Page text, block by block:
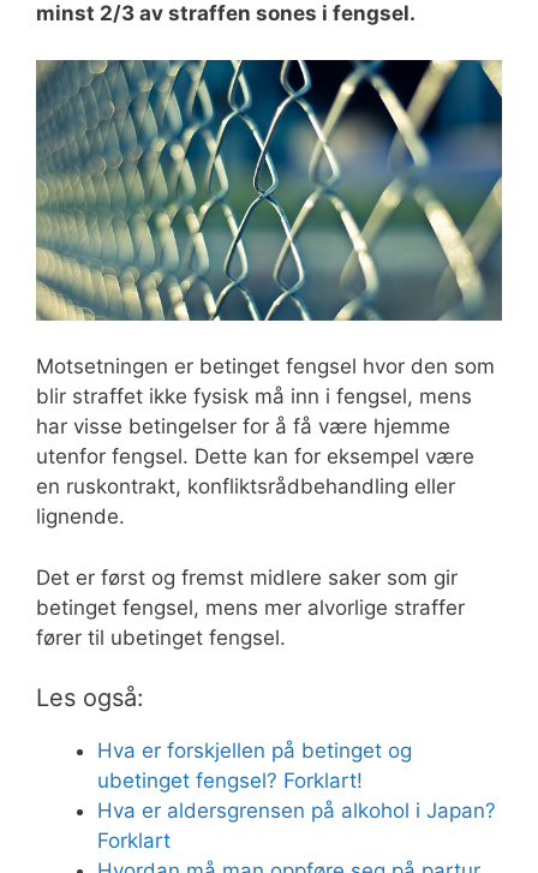
minst 2/3 av straffen sones i fengsel.
Motsetningen er betinget fengsel hvor den som
blir straffet ikke fysisk må inn i fengsel, mens
har visse betingelser for å få være hjemme
utenfor fengsel. Dette kan for eksempel være
en ruskontrakt, konfliktsrådbehandling eller
lignende.
Det er først og fremst midlere saker som gir
betinget fengsel, mens mer alvorlige straffer
fører til ubetinget fengsel.
Les også:
Hva er forskjellen på betinget og
ubetinget fengsel? Forklart!
Hva er aldersgrensen på alkohol i Japan?
Forklart